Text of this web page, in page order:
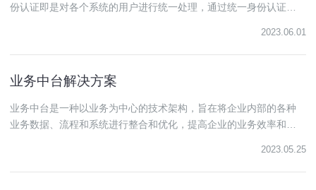
份认证即是对各个系统的用户进行统一处理，通过统一身份认证，
2023.06.01
业务中台解决方案
业务中台是一种以业务为中心的技术架构，旨在将企业内部的各种
业务数据、流程和系统进行整合和优化，提高企业的业务效率和管
业务决策支持，提高企业的竞争力和创新能力。
2023.05.25